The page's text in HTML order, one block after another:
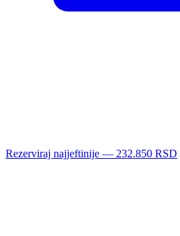
Rezerviraj najjeftinije — 232.850 RSD